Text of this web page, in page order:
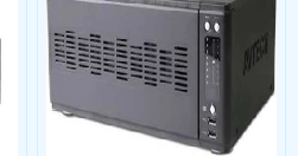
giúp bạn dễ dàng quản lí và giám
sát.